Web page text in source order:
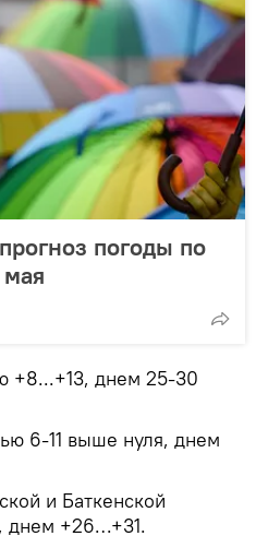
погоды по
+8...+13, днем 25-30
6-11 выше нуля, днем
и Баткенской
днем +26…+31.